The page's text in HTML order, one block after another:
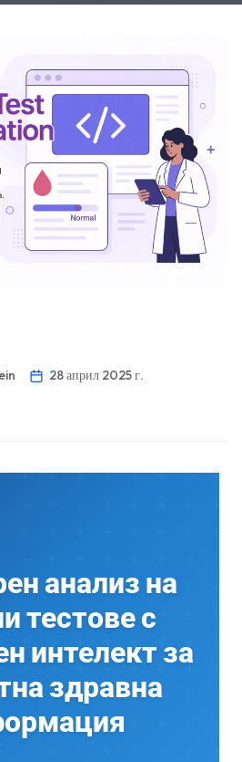
28 април 2025 г.
анализ на
тестове с
интелект за
здравна